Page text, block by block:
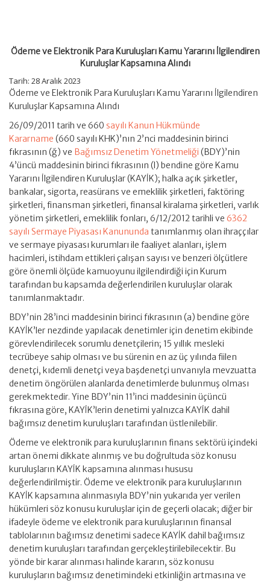
Ödeme ve Elektronik Para Kuruluşları Kamu Yararını İlgilendiren
Kuruluşlar Kapsamına Alındı
Tarih: 28 Aralık 2023
Ödeme ve Elektronik Para Kuruluşları Kamu Yararını İlgilendiren
Kuruluşlar Kapsamına Alındı
26/09/2011 tarih ve 660 sayılı Kanun Hükmünde
Kararname (660 sayılı KHK)’nın 2’nci maddesinin birinci
fıkrasının (ğ) ve Bağımsız Denetim Yönetmeliği (BDY)’nin
4’üncü maddesinin birinci fıkrasının (l) bendine göre Kamu
Yararını İlgilendiren Kuruluşlar (KAYİK); halka açık şirketler,
bankalar, sigorta, reasürans ve emeklilik şirketleri, faktöring
şirketleri, finansman şirketleri, finansal kiralama şirketleri, varlık
yönetim şirketleri, emeklilik fonları, 6/12/2012 tarihli ve 6362
sayılı Sermaye Piyasası Kanununda tanımlanmış olan ihraççılar
ve sermaye piyasası kurumları ile faaliyet alanları, işlem
hacimleri, istihdam ettikleri çalışan sayısı ve benzeri ölçütlere
göre önemli ölçüde kamuoyunu ilgilendirdiği için Kurum
tarafından bu kapsamda değerlendirilen kuruluşlar olarak
tanımlanmaktadır.
BDY’nin 28’inci maddesinin birinci fıkrasının (a) bendine göre
KAYİK’ler nezdinde yapılacak denetimler için denetim ekibinde
görevlendirilecek sorumlu denetçilerin; 15 yıllık mesleki
tecrübeye sahip olması ve bu sürenin en az üç yılında fiilen
denetçi, kıdemli denetçi veya başdenetçi unvanıyla mevzuatta
denetim öngörülen alanlarda denetimlerde bulunmuş olması
gerekmektedir. Yine BDY’nin 11’inci maddesinin üçüncü
fıkrasına göre, KAYİK’lerin denetimi yalnızca KAYİK dahil
bağımsız denetim kuruluşları tarafından üstlenilebilir.
Ödeme ve elektronik para kuruluşlarının finans sektörü içindeki
artan önemi dikkate alınmış ve bu doğrultuda söz konusu
kuruluşların KAYİK kapsamına alınması hususu
değerlendirilmiştir. Ödeme ve elektronik para kuruluşlarının
KAYİK kapsamına alınmasıyla BDY’nin yukarıda yer verilen
hükümleri söz konusu kuruluşlar için de geçerli olacak; diğer bir
ifadeyle ödeme ve elektronik para kuruluşlarının finansal
tablolarının bağımsız denetimi sadece KAYİK dahil bağımsız
denetim kuruluşları tarafından gerçekleştirilebilecektir. Bu
yönde bir karar alınması halinde kararın, söz konusu
kuruluşların bağımsız denetimindeki etkinliğin artmasına ve